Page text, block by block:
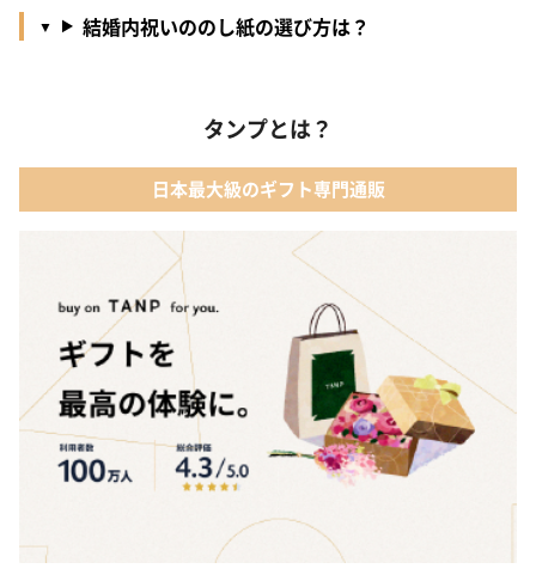
結婚内祝いののし紙の選び方は？
タンプとは？
日本最大級のギフト専門通販